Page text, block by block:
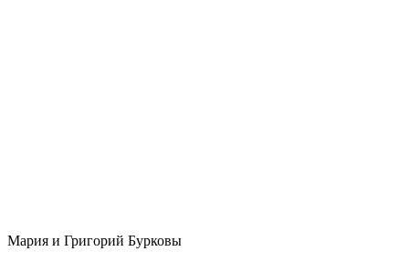
Мария и Григорий Бурковы